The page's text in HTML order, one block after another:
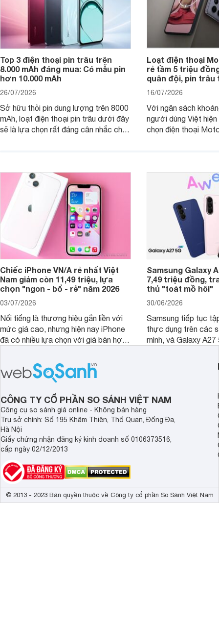
Top 3 điện thoại pin trâu trên
8.000 mAh đáng mua: Có mẫu pin
hơn 10.000 mAh
26/07/2026
Sở hữu thỏi pin dung lượng trên 8000
mAh, loạt điện thoại pin trâu dưới đây
sẽ là lựa chọn rất đáng cân nhắc cho
Loạt điện thoại
rẻ tầm 5 triệu
quân đội, pin trâu
16/07/2026
Với ngân sách
người dùng Việt
chọn điện thoại
Chiếc iPhone VN/A rẻ nhất Việt
Nam giảm còn 11,49 triệu, lựa
chọn "ngon - bổ - rẻ" năm 2026
03/07/2026
Nổi tiếng là thương hiệu gắn liền với
mức giá cao, nhưng hiện nay iPhone
đã có nhiều lựa chọn với giá bán hợp
cận sản phẩm chính hãng.
Samsung Galaxy
7,49 triệu đồng,
thủ "toát mồ hôi"
30/06/2026
Samsung tiếp tục
thực dụng trên các
mình, và Galaxy
tới cho người dùng
lượng với nhiều
CÔNG TY CỔ PHẦN SO SÁNH VIỆT NAM
Công cụ so sánh giá online - Không bán hàng
Trụ sở chính: Số 195 Khâm Thiên, Thổ Quan, Đống Đa,
Hà Nội
Giấy chứng nhận đăng ký kinh doanh số 0106373516,
cấp ngày 02/12/2013
© 2013 - 2023 Bản quyền thuộc về Công ty cổ phần So Sánh Việt Nam